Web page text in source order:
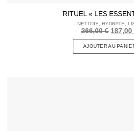
RITUEL « LES
266,00€ Le
initial
était :
266,00
187,00
NETTOIE, HYDRATE,
AJOUTER AU